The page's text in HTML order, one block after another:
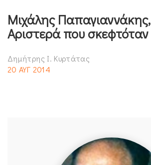
Μιχάλης
Αριστερά που σκεφτόταν
Δημήτρης Ι. Κυρτάτας
20 ΑΥΓ 2014